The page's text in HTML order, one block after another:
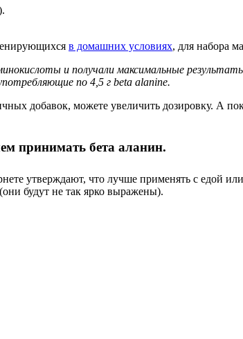
в домашних условиях, для набора
и получали максимальные
по 4,5 г beta alanine.
добавок, можете увеличить дозировку. А
принимать бета аланин.
утверждают, что лучше применять с едой или
будут не так ярко выражены).